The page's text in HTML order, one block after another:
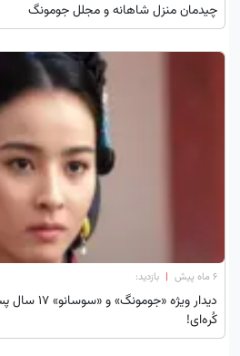
چیدمان منزل شاهانه و مجلل جومونگ
۶ ماه پیش | بازدید:
دیدار ویژه
کُره‌ای!